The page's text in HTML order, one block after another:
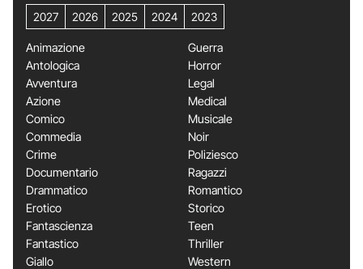
2027 2026 2025 2024 2023
Animazione
Antologica
Avventura
Azione
Comico
Commedia
Crime
Documentario
Drammatico
Erotico
Fantascienza
Fantastico
Giallo
Guerra
Horror
Legal
Medical
Musicale
Noir
Poliziesco
Ragazzi
Romantico
Storico
Teen
Thriller
Western